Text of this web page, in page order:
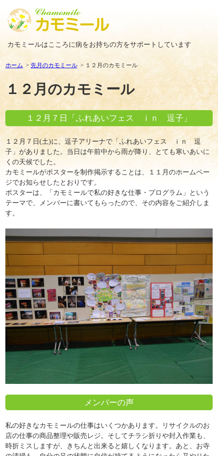
カモミールはこころに病をお持ちの方をサポートしています
ホーム 先月のカモミール １２月のカモミール
１２月のカモミール
１２月７日「ふれあいフェス ｉｎ 逗子」
１２月７日(土)に、逗子アリーナで「ふれあいフェス ｉｎ 逗
子」がありました。当日は午前中から雨が降り、とても寒いあいに
くの天候でした。
カモミールがポスターを制作掲示することは、１１月のホームペー
ジでお知らせしたとおりです。
ポスターは、「カモミールで私の好きな仕事・プログラム」という
テーマで、メンバーに書いてもらったので、その内容をご紹介しま
す。
メンバーの声
私の好きなカモミールの仕事はいくつかあります。リサイクルのお
店の仕事の商品整理や販売レジ。そしてチラシ折りや封入作業も、
時折ミスしますが、きちんと出来ると嬉しくなります。あと、お寺